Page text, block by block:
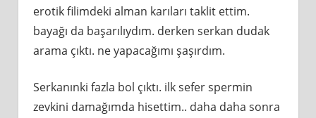
erotik filimdeki alman karıları taklit ettim.
bayağı da başarılıydım. derken serkan dudak
arama çıktı. ne yapacağımı şaşırdım.
Serkanınki fazla bol çıktı. ilk sefer spermin
zevkini damağımda hisettim.. daha daha sonra